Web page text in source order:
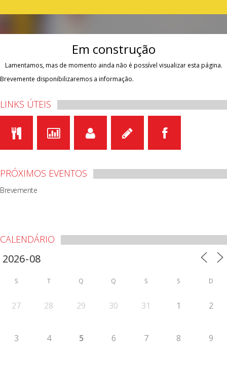
Em construção
Lamentamos, mas de momento ainda não é possível visualizar esta página.
Brevemente disponibilizaremos a informação.
LINKS ÚTEIS
PRÓXIMOS EVENTOS
Brevemente
CALENDÁRIO
S T Q Q S S D
27 28 29 30 31 1 2
3 4 5 6 7 8 9